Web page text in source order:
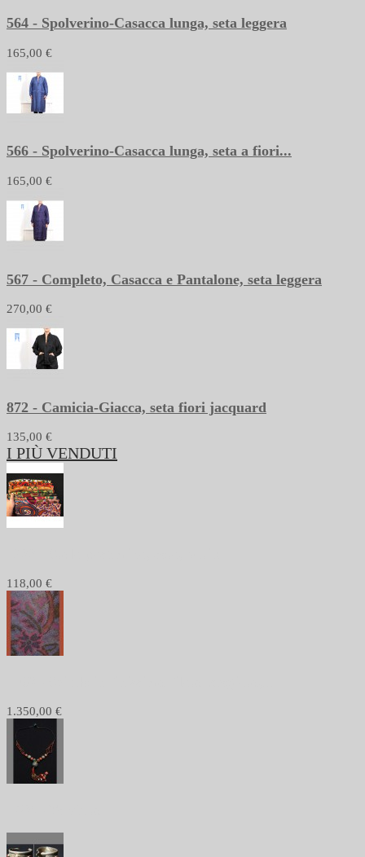
564 - Spolverino-Casacca lunga, seta leggera
165,00 €
566 - Spolverino-Casacca lunga, seta a fiori...
165,00 €
567 - Completo, Casacca e Pantalone, seta leggera
270,00 €
872 - Camicia-Giacca, seta fiori jacquard
135,00 €
I PIÙ VENDUTI
118,00 €
1.350,00 €